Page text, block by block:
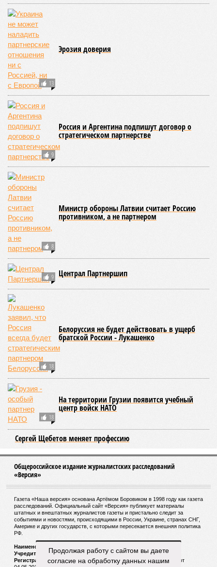
активных линиях разломов тектонических плит. Не
исключение и центральная часть США – причина в Нью-
Мадридском разломе в штате Миссури. Землетрясения
средней силы – явление, в общем-то, обычное и вполне
сносное, но периодически, раз в несколько столетий,
трясёт так, что мало не покажется никому. К примеру, в
самом конце 2004 года бахнуло близ побережья
индонезийского острова Суматра, а следом пошли
огромные, превышающие высоту 15 метров, волны. Итог –
250 тыс. погибших.
На втором месте в рейтинге A-Z Animals как раз цунами. В
этом плане к уязвимым регионам относятся: побережье
Индийского океана, тихо­океанские побережья Японии и
США, а также некоторые районы Карибского бассейна и
Средиземноморья. То есть в зоне риска уже не только
Поднебесная с Индией – не так ли?
«Бронзу» получают извержения супервулканов – «Наша
Версия» уже
окончательно проснётся знаменитый Йеллоустоун. Это
грозит не только уничтожением части Соединённых
Штатов, но и общепланетарной катастрофой вплоть до
возникновения «вулканической зимы». Флегрейские поля в
Италии, кстати, тоже не стоит сбрасывать со счетов. Равно
как и многие другие до поры спящие вулканические
районы.
Невидимый убийца
Упоминают эксперты и жару вкупе с засухой и
следующими отсюда лесными пожарами. Тут в группе
риска запад США, юг Европы, Австралия, Ближний Восток,
а также некоторые районы Бразилии и Африки к югу от
Сахары. Леса начинают гореть всё чаще и чаще,
достаточно посмотреть общемировую статистику; сотни
тысяч людей остаются без крова, десятки тысяч – гибнут.
Но проблема не только в этом. Проблема ещё и в том, что
огонь уничтожает лесную экосистему, сельское хозяйство
и кропотливо созданную человеком инфраструктуру.
Учитывая то, что пожары начинают становиться чуть ли не
ежегодной реальностью на фоне глобального потепления,
год за годом их будет всё больше, и здесь уже среди
прочего в большой опасности Европа. Небывалая жара,
зафиксированная в этом и прошлом годах в Италии и во
Есть в перечне A-Z Animals и экзотика, впрочем, не менее
смертоносная. Это, в частности, «лимнические
извержения», о которых мало кто слышал. Речь идёт о
явлениях, когда большое количество углекислого газа
внезапно вырывается из глубин озёр, образуя невидимое
удушающее газовое облако, которое безжалостно убивает
людей и животных. Катастрофа на озере Ньос в Камеруне
в 1986 году остаётся одним из наиболее чудовищных
примеров: более 1700 человек и тысячи голов скота
погибли из-за внезапного выброса CO₂, накрывшего
Продолжая работу с сайтом вы даете
согласие на обработку данных нашим